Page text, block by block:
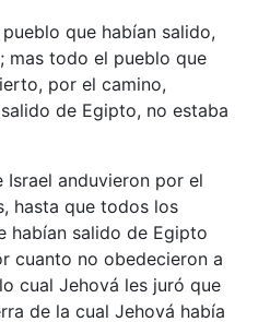
que habían salido,
mas todo el pueblo que
por el camino,
de Egipto, no estaba
Israel anduvieron por el
hasta que todos los
habían salido de Egipto
cuanto no obedecieron a
cual Jehová les juró que
de la cual Jehová había